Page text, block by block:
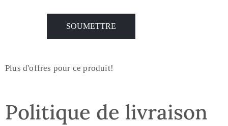
Plus d'offres pour ce produit!
Politique de livraison